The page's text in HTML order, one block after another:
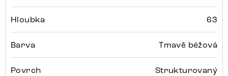
Hloubka 63
Barva Tmavě béžová
Povrch Strukturovaný